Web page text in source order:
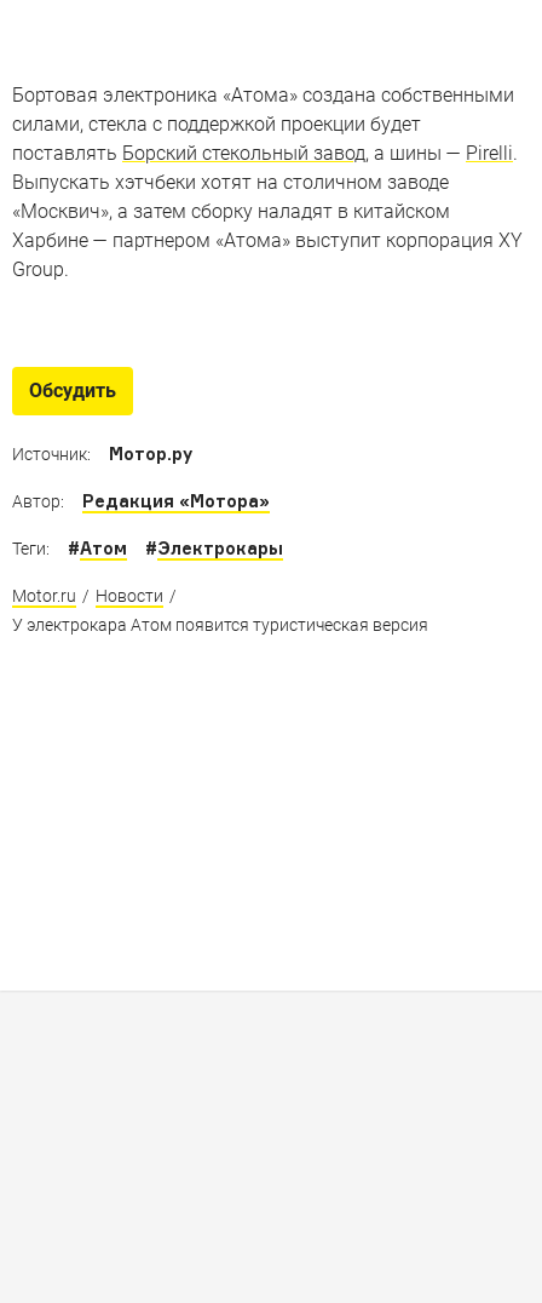
Бортовая электроника «Атома» создана собственными
силами, стекла с поддержкой проекции будет
поставлять Борский стекольный завод, а шины — Pirelli.
Выпускать хэтчбеки хотят на столичном заводе
«Москвич», а затем сборку наладят в китайском
Харбине — партнером «Атома» выступит корпорация XY
Group.
Российский стартап рассказал об особенностях
Обсудить
Источник: Мотор.ру
Автор: Редакция «Мотора»
Теги: #Атом #Электрокары
Motor.ru / Новости /
У электрокара Атом появится туристическая версия